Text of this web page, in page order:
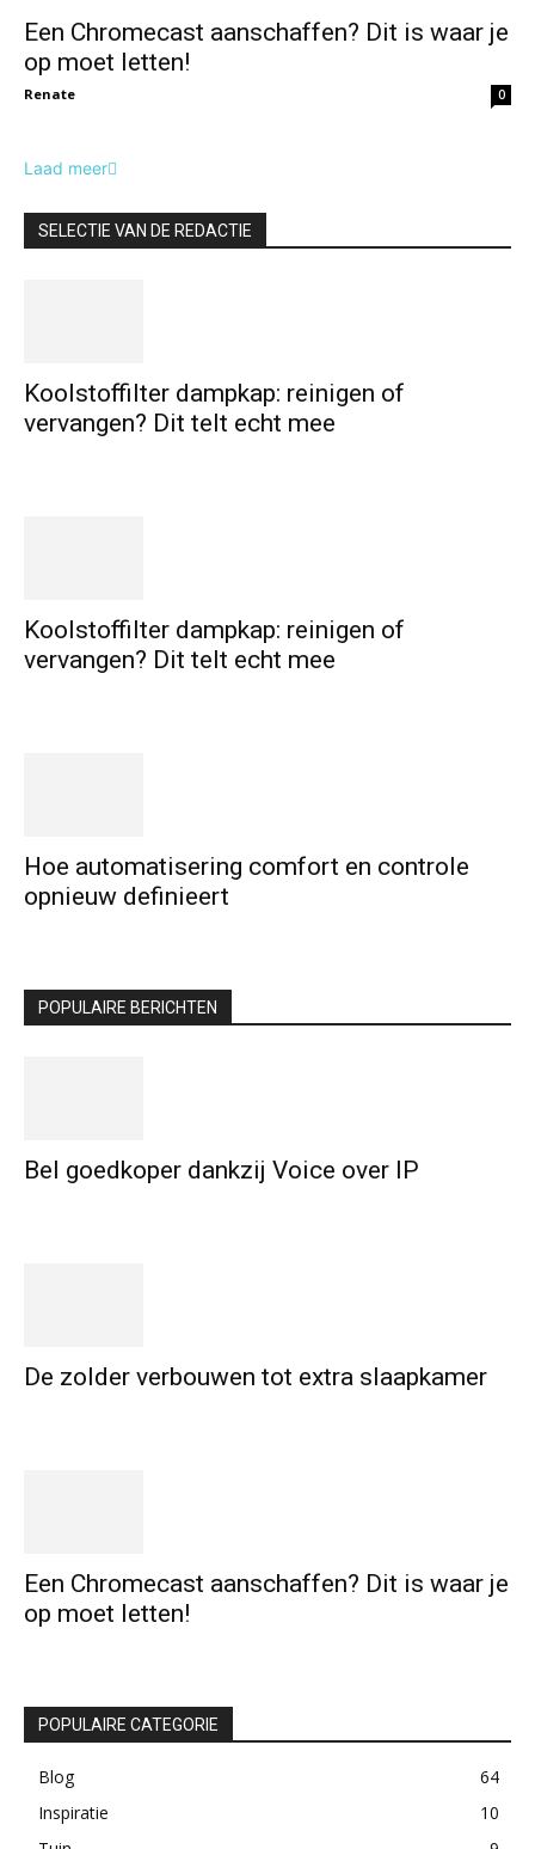
Een Chromecast aanschaffen? Dit is waar je
op moet letten!
Renate 0
Laad meer
SELECTIE VAN DE REDACTIE
Koolstoffilter dampkap: reinigen of
vervangen? Dit telt echt mee
Koolstoffilter dampkap: reinigen of
vervangen? Dit telt echt mee
Hoe automatisering comfort en controle
opnieuw definieert
POPULAIRE BERICHTEN
Bel goedkoper dankzij Voice over IP
De zolder verbouwen tot extra slaapkamer
Een Chromecast aanschaffen? Dit is waar je
op moet letten!
POPULAIRE CATEGORIE
Blog
64
Inspiratie
10